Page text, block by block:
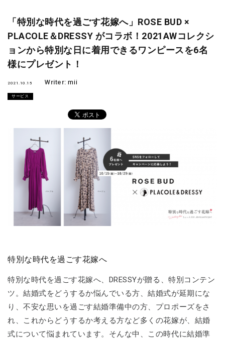
「特別な時代を過ごす花嫁へ」ROSE BUD ×
PLACOLE＆DRESSY がコラボ！2021AWコレクシ
ョンから特別な日に着用できるワンピースを6名
様にプレゼント！
2021.10.15 Writer:mii
サービス
特別な時代を過ごす花嫁へ
特別な時代を過ごす花嫁へ、DRESSYが贈る、特別コンテン
ツ。結婚式をどうするか悩んでいる方、結婚式が延期にな
り、不安な思いを過ごす結婚準備中の方、プロポーズをさ
れ、これからどうするか考える方など多くの花嫁が、結婚
式について悩まれています。そんな中、この時代に結婚準